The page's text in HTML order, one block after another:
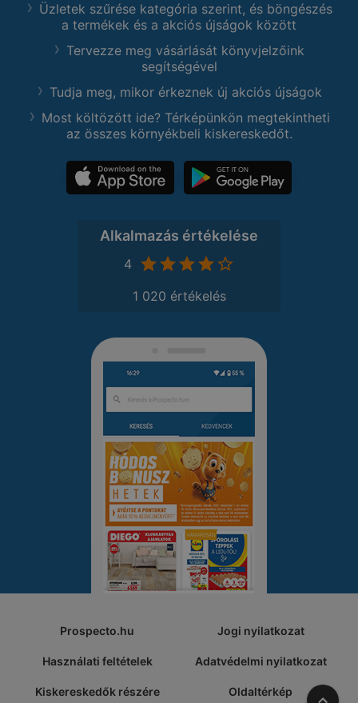
Üzletek szűrése kategória szerint, és böngészés
a termékek és a akciós újságok között
Tervezze meg vásárlását könyvjelzőink
segítségével
Tudja meg, mikor érkeznek új akciós újságok
Most költözött ide? Térképünkön megtekintheti
az összes környékbeli kiskereskedőt.
Alkalmazás értékelése
4
1 020 értékelés
Prospecto.hu Jogi nyilatkozat
Használati feltételek Adatvédelmi nyilatkozat
Kiskereskedők részére Oldaltérkép A